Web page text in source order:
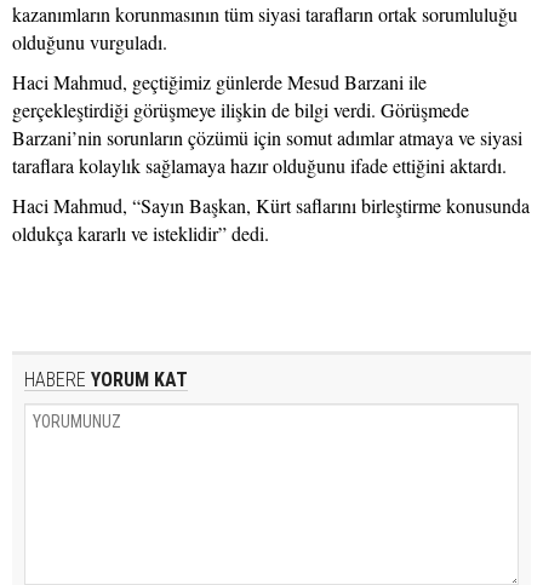
kazanımların korunmasının tüm siyasi tarafların ortak sorumluluğu
olduğunu vurguladı.
Haci Mahmud, geçtiğimiz günlerde Mesud Barzani ile
gerçekleştirdiği görüşmeye ilişkin de bilgi verdi. Görüşmede
Barzani’nin sorunların çözümü için somut adımlar atmaya ve siyasi
taraflara kolaylık sağlamaya hazır olduğunu ifade ettiğini aktardı.
Haci Mahmud, “Sayın Başkan, Kürt saflarını birleştirme konusunda
oldukça kararlı ve isteklidir” dedi.
HABERE YORUM KAT